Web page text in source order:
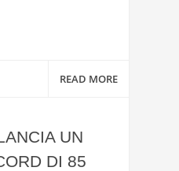
READ MORE
UN
DI 85